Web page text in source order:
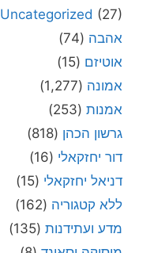
Uncategorized (27)
אהבה (74)
אוטיזם (15)
אמונה (1,277)
אמנות (253)
גרשון הכהן (818)
דור יחזקאלי (16)
דניאל יחזקאלי (15)
ללא קטגוריה (162)
מדע ועתידנות (135)